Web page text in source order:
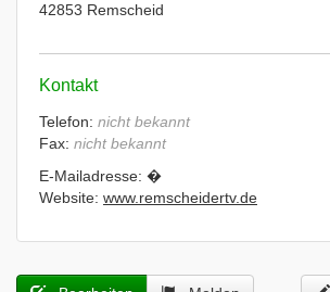
42853 Remscheid
Kontakt
Telefon: nicht bekannt
Fax: nicht bekannt
E-Mailadresse: �
Website: www.remscheidertv.de